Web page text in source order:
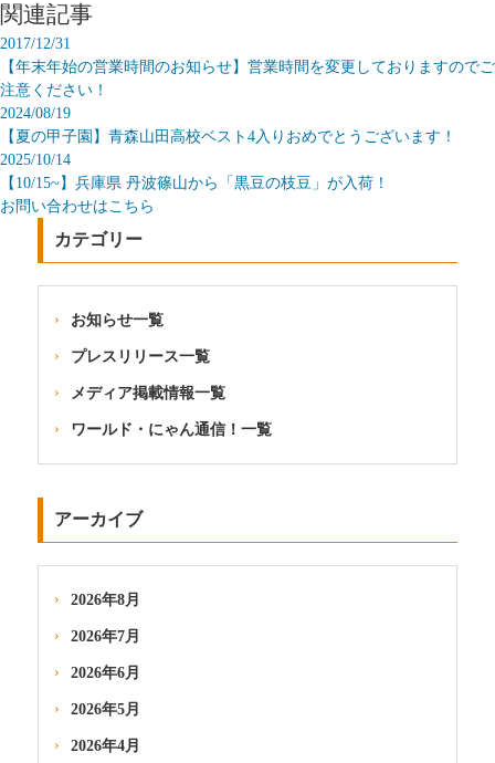
関連記事
2017/12/31
【年末年始の営業時間のお知らせ】営業時間を変更しておりますのでご
注意ください！
2024/08/19
【夏の甲子園】青森山田高校ベスト4入りおめでとうございます！
2025/10/14
【10/15~】兵庫県 丹波篠山から「黒豆の枝豆」が入荷！
お問い合わせはこちら
カテゴリー
お知らせ一覧
プレスリリース一覧
メディア掲載情報一覧
ワールド・にゃん通信！一覧
アーカイブ
2026年8月
2026年7月
2026年6月
2026年5月
2026年4月